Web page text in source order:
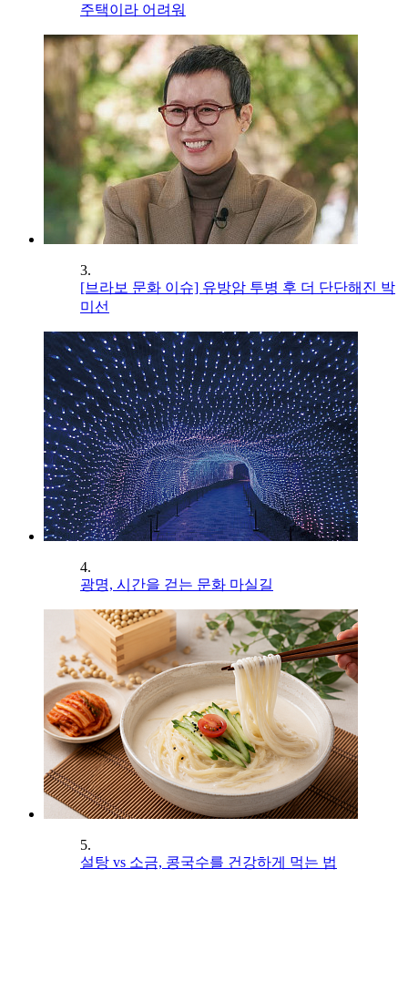
주택이라 어려워
3.
[브라보 문화 이슈] 유방암 투병 후 더 단단해진 박
미선
4.
광명, 시간을 걷는 문화 마실길
5.
설탕 vs 소금, 콩국수를 건강하게 먹는 법